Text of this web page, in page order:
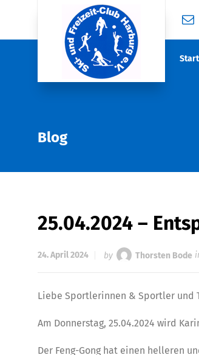
Start
Blog
25.04.2024 –
24. April 2024 by Thorsten Bode
Liebe Sportlerinnen & Sportler und
Am Donnerstag, 25.04.2024 wird
Der Feng-Gong hat einen helleren